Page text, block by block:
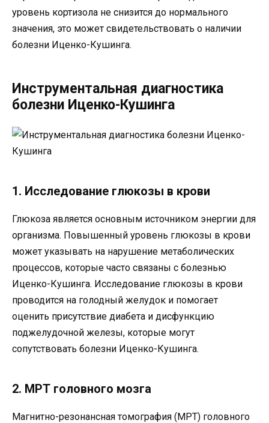
уровень кортизола не снизится до нормального
значения, это может свидетельствовать о наличии
болезни Иценко-Кушинга.
Инструментальная диагностика
болезни Иценко-Кушинга
1. Исследование глюкозы в крови
Глюкоза является основным источником энергии для
организма. Повышенный уровень глюкозы в крови
может указывать на нарушение метаболических
процессов, которые часто связаны с болезнью
Иценко-Кушинга. Исследование глюкозы в крови
проводится на голодный желудок и помогает
оценить присутствие диабета и дисфункцию
поджелудочной железы, которые могут
сопутствовать болезни Иценко-Кушинга.
2. МРТ головного мозга
Магнитно-резонансная томография (МРТ) головного